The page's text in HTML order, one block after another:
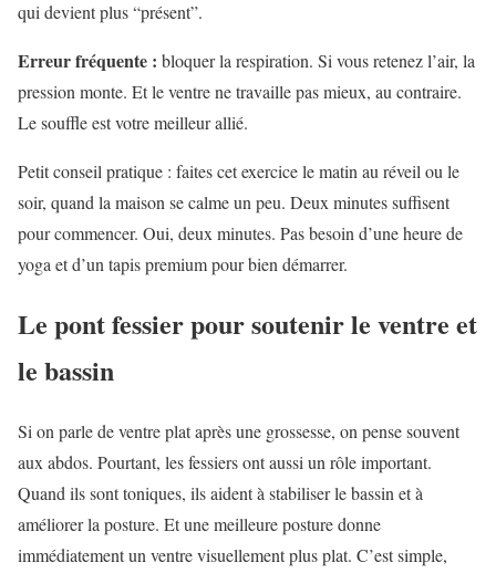
qui devient plus “présent”.
Erreur fréquente : bloquer la respiration. Si vous retenez l’air, la
pression monte. Et le ventre ne travaille pas mieux, au contraire.
Le souffle est votre meilleur allié.
Petit conseil pratique : faites cet exercice le matin au réveil ou le
soir, quand la maison se calme un peu. Deux minutes suffisent
pour commencer. Oui, deux minutes. Pas besoin d’une heure de
yoga et d’un tapis premium pour bien démarrer.
Le pont fessier pour soutenir le ventre et
le bassin
Si on parle de ventre plat après une grossesse, on pense souvent
aux abdos. Pourtant, les fessiers ont aussi un rôle important.
Quand ils sont toniques, ils aident à stabiliser le bassin et à
améliorer la posture. Et une meilleure posture donne
immédiatement un ventre visuellement plus plat. C’est simple,